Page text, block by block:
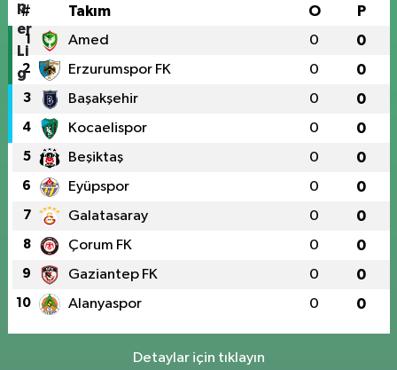
# Takım O P
1 Amed 0 0
2 Erzurumspor FK 0 0
3 Başakşehir 0 0
4 Kocaelispor 0 0
5 Beşiktaş 0 0
6 Eyüpspor 0 0
7 Galatasaray 0 0
8 Çorum FK 0 0
9 Gaziantep FK 0 0
10 Alanyaspor 0 0
Detaylar için tıklayın